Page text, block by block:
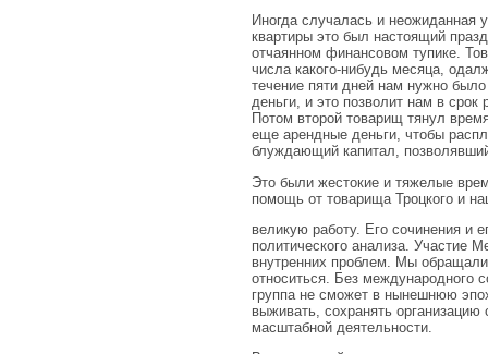
Иногда случалась и
квартиры это был настоящий
отчаянном финансовом тупике.
числа какого-нибудь месяца,
течение пяти дней нам нужно
деньги, и это позволит нам в
Потом второй товарищ тянул
еще арендные деньги, чтобы
блуждающий капитал,
Это были жестокие и тяжелые
помощь от товарища Троцкого и
великую работу. Его сочинения и
политического анализа. Участие
внутренних проблем. Мы
относиться. Без международного
группа не сможет в нынешнюю
выживать, сохранять
масштабной деятельности.